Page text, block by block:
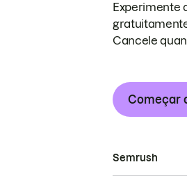
Experimente
Cancele
Começar
Semrush